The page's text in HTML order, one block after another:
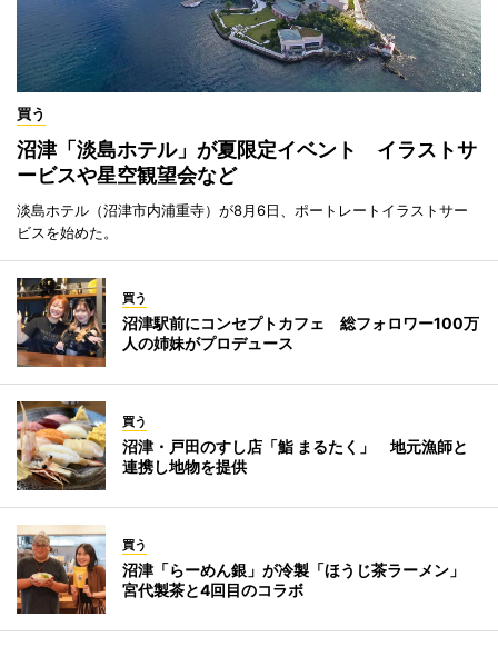
買う
沼津「淡島ホテル」が夏限定イベント イラストサ
ービスや星空観望会など
淡島ホテル（沼津市内浦重寺）が8月6日、ポートレートイラストサー
ビスを始めた。
買う
沼津駅前にコンセプトカフェ 総フォロワー100万
人の姉妹がプロデュース
買う
沼津・戸田のすし店「鮨 まるたく」 地元漁師と
連携し地物を提供
買う
沼津「らーめん銀」が冷製「ほうじ茶ラーメン」
宮代製茶と4回目のコラボ